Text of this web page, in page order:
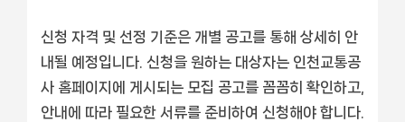
신청 자격 및 선정 기준은 개별 공고를 통해 상세히 안
내될 예정입니다. 신청을 원하는 대상자는 인천교통공
사 홈페이지에 게시되는 모집 공고를 꼼꼼히 확인하고,
안내에 따라 필요한 서류를 준비하여 신청해야 합니다.